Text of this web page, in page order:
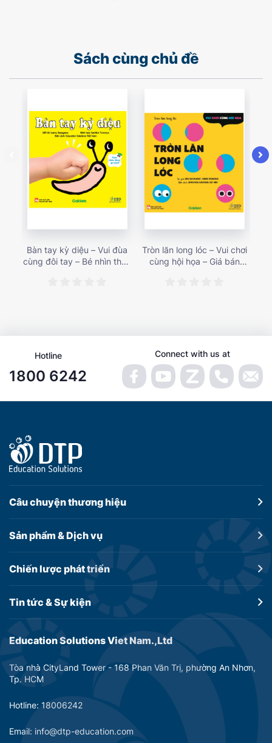
Sách cùng chủ đề
Bàn tay kỳ diệu – Vui đùa
cùng đôi tay – Bé nhìn thấy
Tròn lăn long lóc – Vui chơi
cùng hội họa – Giá bán
Hotline
1800 6242
Connect with us at
Education Solutions Viet Nam.,Ltd
Tòa nhà CityLand Tower - 168 Phan Văn Trị, phường An Nhơn,
Tp. HCM
Hotline: 18006242
Email: info@dtp-education.com
Câu chuyệnthương hiệu
Sản phẩm &Dịch vụ
Chiến lược phát triển
Tin tức &Sự kiện